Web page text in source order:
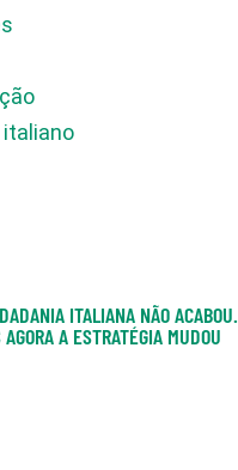
ITALIANA NÃO ACABOU.
AGORA A ESTRATÉGIA MUDOU